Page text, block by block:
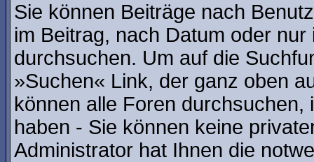
Sie können Beiträge nach
im Beitrag, nach Datum oder
durchsuchen. Um auf die
»Suchen« Link, der ganz oben
können alle Foren
haben - Sie können keine
Administrator hat Ihnen die